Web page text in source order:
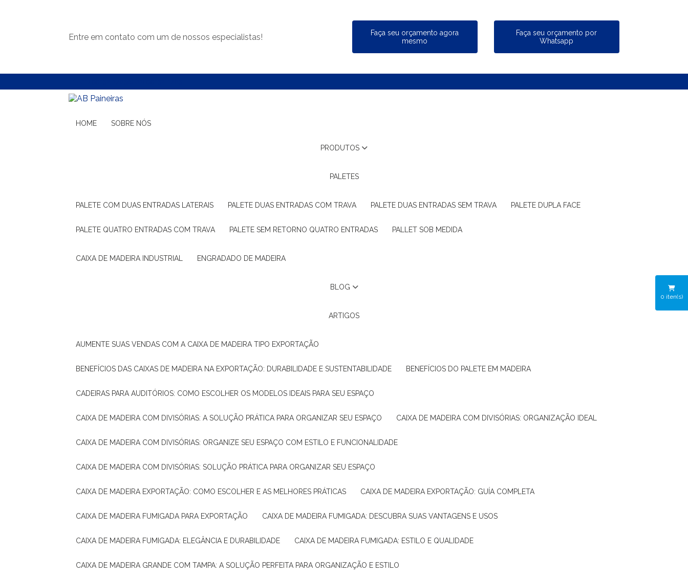
Entre em contato com um de nossos especialistas!
Faça seu orçamento agora
mesmo
Faça seu orçamento por
Whatsapp
HOME SOBRE NÓS
PRODUTOS
PALETES
PALETE COM DUAS ENTRADAS LATERAIS PALETE DUAS ENTRADAS COM TRAVA PALETE DUAS ENTRADAS SEM TRAVA PALETE DUPLA FACE
PALETE QUATRO ENTRADAS COM TRAVA PALETE SEM RETORNO QUATRO ENTRADAS PALLET SOB MEDIDA
CAIXA DE MADEIRA INDUSTRIAL ENGRADADO DE MADEIRA
BLOG
ARTIGOS
AUMENTE SUAS VENDAS COM A CAIXA DE MADEIRA TIPO EXPORTAÇÃO
BENEFÍCIOS DAS CAIXAS DE MADEIRA NA EXPORTAÇÃO: DURABILIDADE E SUSTENTABILIDADE BENEFÍCIOS DO PALETE EM MADEIRA
CADEIRAS PARA AUDITÓRIOS: COMO ESCOLHER OS MODELOS IDEAIS PARA SEU ESPAÇO
CAIXA DE MADEIRA COM DIVISÓRIAS: A SOLUÇÃO PRÁTICA PARA ORGANIZAR SEU ESPAÇO CAIXA DE MADEIRA COM DIVISÓRIAS: ORGANIZAÇÃO IDEAL
CAIXA DE MADEIRA COM DIVISÓRIAS: ORGANIZE SEU ESPAÇO COM ESTILO E FUNCIONALIDADE
CAIXA DE MADEIRA COM DIVISÓRIAS: SOLUÇÃO PRÁTICA PARA ORGANIZAR SEU ESPAÇO
CAIXA DE MADEIRA EXPORTAÇÃO: COMO ESCOLHER E AS MELHORES PRÁTICAS CAIXA DE MADEIRA EXPORTAÇÃO: GUÍA COMPLETA
CAIXA DE MADEIRA FUMIGADA PARA EXPORTAÇÃO CAIXA DE MADEIRA FUMIGADA: DESCUBRA SUAS VANTAGENS E USOS
CAIXA DE MADEIRA FUMIGADA: ELEGÂNCIA E DURABILIDADE CAIXA DE MADEIRA FUMIGADA: ESTILO E QUALIDADE
CAIXA DE MADEIRA GRANDE COM TAMPA: A SOLUÇÃO PERFEITA PARA ORGANIZAÇÃO E ESTILO
0 iten(s)